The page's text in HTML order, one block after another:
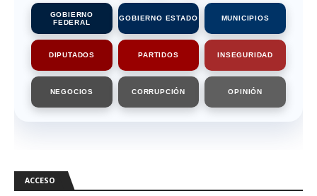
GOBIERNO
FEDERAL
GOBIERNO ESTADO MUNICIPIOS
DIPUTADOS PARTIDOS INSEGURIDAD
NEGOCIOS CORRUPCIÓN OPINIÓN
ACCESO